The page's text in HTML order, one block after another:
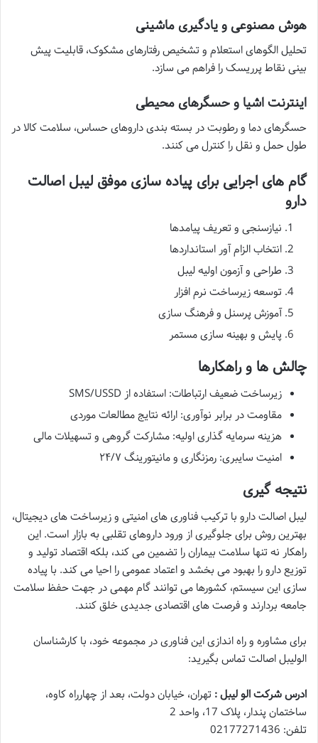
هوش مصنوعی و یادگیری ماشینی
تحلیل الگوهای استعلام و تشخیص رفتارهای مشکوک، قابلیت پیش
بینی نقاط پرریسک را فراهم می سازد.
اینترنت اشیا و حسگرهای محیطی
حسگرهای دما و رطوبت در بسته بندی داروهای حساس، سلامت کالا در
طول حمل و نقل را کنترل می کنند.
گام های اجرایی برای پیاده سازی موفق لیبل اصالت
دارو
نیازسنجی و تعریف پیامدها
انتخاب الزام آور استانداردها
طراحی و آزمون اولیه لیبل
توسعه زیرساخت نرم افزار
آموزش پرسنل و فرهنگ سازی
پایش و بهینه سازی مستمر
چالش ها و راهکارها
زیرساخت ضعیف ارتباطات: استفاده از SMS/USSD
مقاومت در برابر نوآوری: ارائه نتایج مطالعات موردی
هزینه سرمایه گذاری اولیه: مشارکت گروهی و تسهیلات مالی
امنیت سایبری: رمزنگاری و مانیتورینگ ۲۴/۷
نتیجه گیری
لیبل اصالت دارو با ترکیب فناوری های امنیتی و زیرساخت های دیجیتال،
بهترین روش برای جلوگیری از ورود داروهای تقلبی به بازار است. این
راهکار نه تنها سلامت بیماران را تضمین می کند، بلکه اقتصاد تولید و
توزیع دارو را بهبود می بخشد و اعتماد عمومی را احیا می کند. با پیاده
سازی این سیستم، کشورها می توانند گام مهمی در جهت حفظ سلامت
جامعه بردارند و فرصت های اقتصادی جدیدی خلق کنند.
برای مشاوره و راه اندازی این فناوری در مجموعه خود، با کارشناسان
الولیبل اصالت تماس بگیرید:
ادرس شرکت الو لیبل : تهران، خیابان دولت، بعد از چهارراه کاوه،
ساختمان پندار، پلاک 17، واحد 2
تلفن: 02177271436